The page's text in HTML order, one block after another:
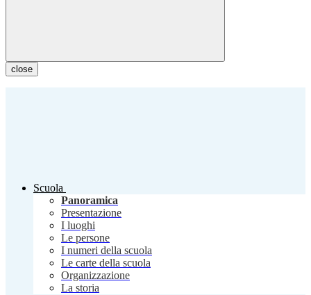
close
Scuola
Panoramica
Presentazione
I luoghi
Le persone
I numeri della scuola
Le carte della scuola
Organizzazione
La storia